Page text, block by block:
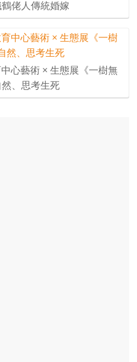
佬人傳統婚嫁
心藝術 × 生態展《一樹無
、思考生死